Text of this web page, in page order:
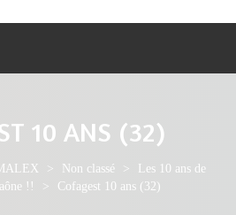
10 ANS (32)
> Non classé >
Les 10 ans de
!!
> Cofagest 10 ans (32)